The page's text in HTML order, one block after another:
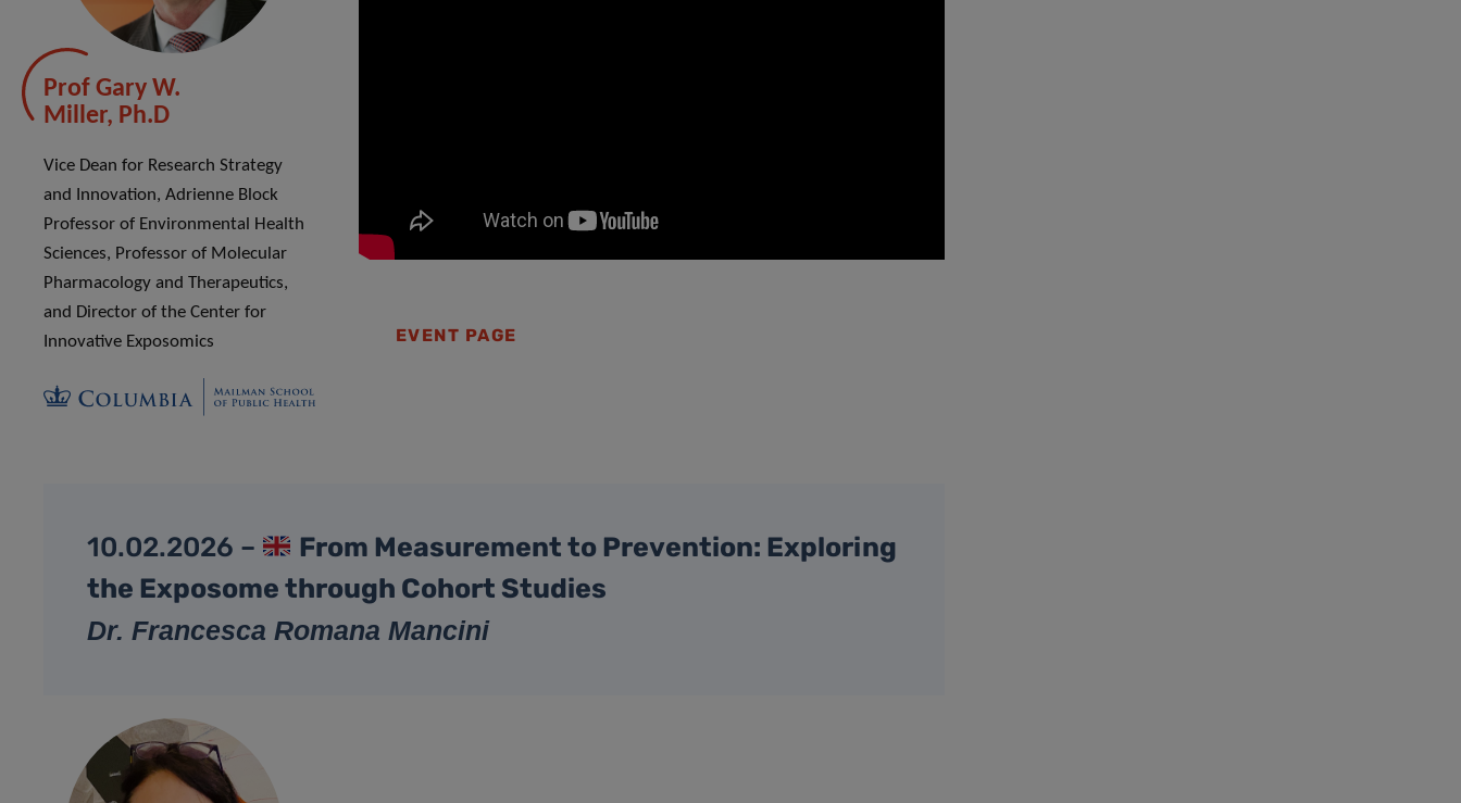
Prof Gary W.
Miller, Ph.D
Vice Dean for Research Strategy
and Innovation, Adrienne Block
Professor of Environmental Health
Sciences, Professor of Molecular
Pharmacology and Therapeutics,
and Director of the Center for
Innovative Exposomics
EVENT PAGE
10.02.2026 –
From Measurement to Prevention: Exploring
the Exposome through Cohort Studies
Dr. Francesca Romana Mancini